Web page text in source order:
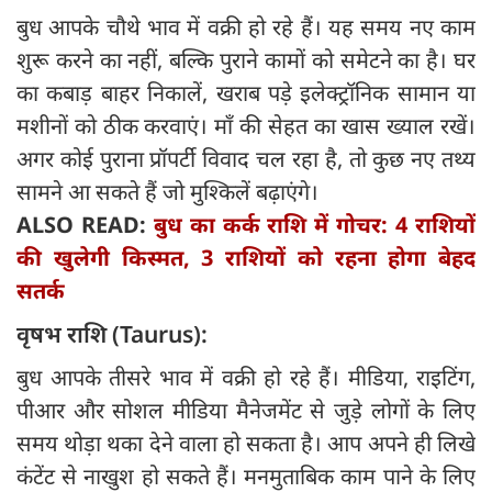
बुध आपके चौथे भाव में वक्री हो रहे हैं। यह समय नए काम
शुरू करने का नहीं, बल्कि पुराने कामों को समेटने का है। घर
का कबाड़ बाहर निकालें, खराब पड़े इलेक्ट्रॉनिक सामान या
मशीनों को ठीक करवाएं। माँ की सेहत का खास ख्याल रखें।
अगर कोई पुराना प्रॉपर्टी विवाद चल रहा है, तो कुछ नए तथ्य
सामने आ सकते हैं जो मुश्किलें बढ़ाएंगे।
ALSO READ: बुध का कर्क राशि में गोचर: 4 राशियों
की खुलेगी किस्मत, 3 राशियों को रहना होगा बेहद
सतर्क
वृषभ राशि (Taurus):
बुध आपके तीसरे भाव में वक्री हो रहे हैं। मीडिया, राइटिंग,
पीआर और सोशल मीडिया मैनेजमेंट से जुड़े लोगों के लिए
समय थोड़ा थका देने वाला हो सकता है। आप अपने ही लिखे
कंटेंट से नाखुश हो सकते हैं। मनमुताबिक काम पाने के लिए